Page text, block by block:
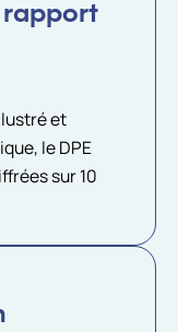
rapport
et
le DPE
sur 10